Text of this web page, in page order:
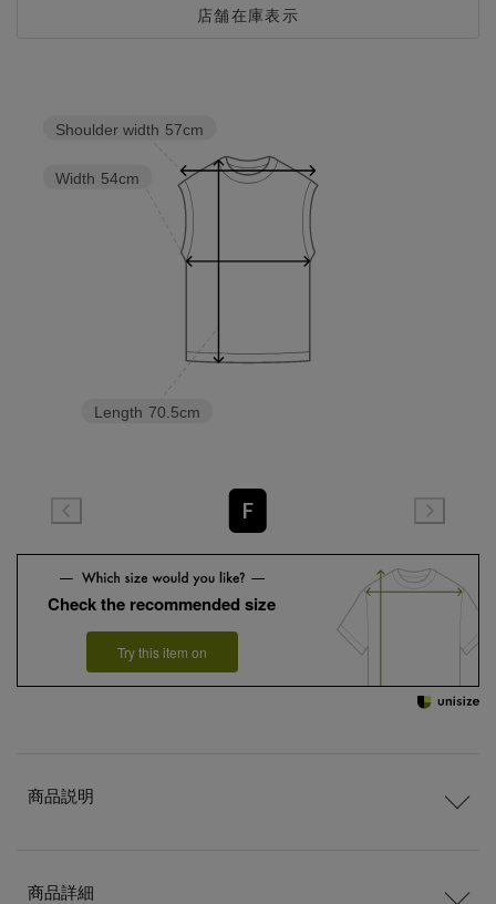
店舗在庫表示
Length 70.5cm
Width 54cm
Shoulder width 57cm
F
Check the recommended size
Try this item on
商品説明
商品詳細